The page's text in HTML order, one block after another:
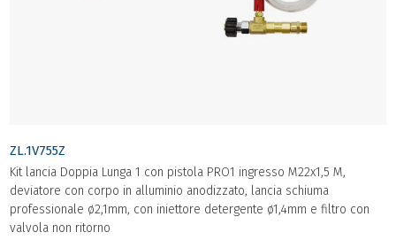
ZL.1V755Z
Kit lancia Doppia Lunga 1 con pistola PRO1 ingresso M22x1,5 M,
deviatore con corpo in alluminio anodizzato, lancia schiuma
professionale ø2,1mm, con iniettore detergente ø1,4mm e filtro con
valvola non ritorno